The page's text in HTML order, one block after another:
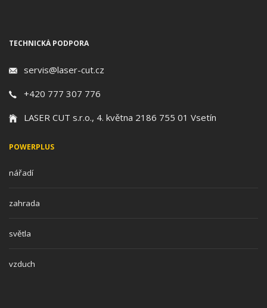
TECHNICKÁ PODPORA
servis@laser-cut.cz
+420 777 307 776
LASER CUT s.r.o., 4. května 2186 755 01 Vsetín
POWERPLUS
nářadí
zahrada
světla
vzduch